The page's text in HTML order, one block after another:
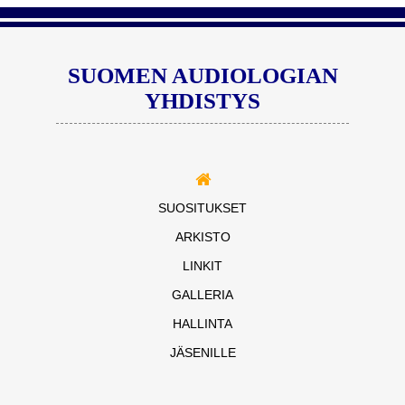
SUOMEN AUDIOLOGIAN
YHDISTYS
SUOSITUKSET
ARKISTO
LINKIT
GALLERIA
HALLINTA
JÄSENILLE